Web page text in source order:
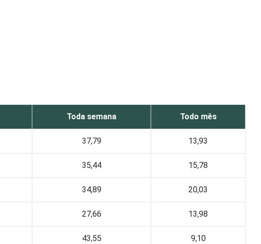
Toda semana Todo mês
37,79 13,93
35,44 15,78
34,89 20,03
27,66 13,98
43,55 9,10